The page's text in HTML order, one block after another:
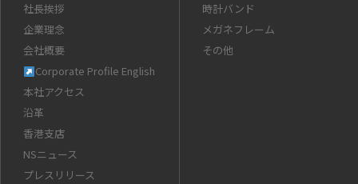
社長挨拶
企業理念
会社概要
Corporate Profile English
本社アクセス
沿革
香港支店
NSニュース
プレスリリース
時計バンド
メガネフレーム
その他